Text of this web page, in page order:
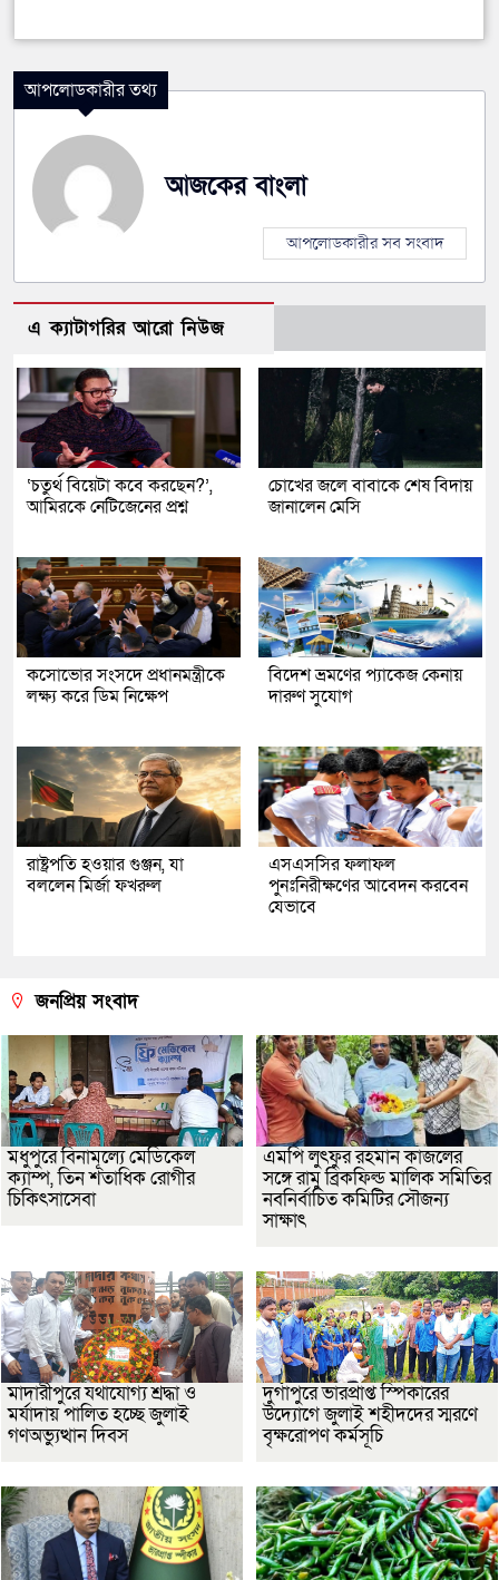
আপলোডকারীর তথ্য
আজকের বাংলা
আপলোডকারীর সব সংবাদ
এ ক্যাটাগরির আরো নিউজ
‘চতুর্থ বিয়েটা কবে করছেন?’,
আমিরকে নেটিজেনের প্রশ্ন
চোখের জলে বাবাকে শেষ বিদায়
জানালেন মেসি
কসোভোর সংসদে প্রধানমন্ত্রীকে
লক্ষ্য করে ডিম নিক্ষেপ
বিদেশ ভ্রমণের প্যাকেজ কেনায়
দারুণ সুযোগ
রাষ্ট্রপতি হওয়ার গুঞ্জন, যা
বললেন মির্জা ফখরুল
এসএসসির ফলাফল
পুনঃনিরীক্ষণের আবেদন করবেন
যেভাবে
জনপ্রিয় সংবাদ
মধুপুরে বিনামূল্যে মেডিকেল
ক্যাম্প, তিন শতাধিক রোগীর
চিকিৎসাসেবা
এমপি লুৎফুর রহমান কাজলের
সঙ্গে রামু ব্রিকফিল্ড মালিক সমিতির
নবনির্বাচিত কমিটির সৌজন্য
সাক্ষাৎ
মাদারীপুরে যথাযোগ্য শ্রদ্ধা ও
মর্যাদায় পালিত হচ্ছে জুলাই
গণঅভ্যুত্থান দিবস
দুর্গাপুরে ভারপ্রাপ্ত স্পিকারের
উদ্যোগে জুলাই শহীদদের স্মরণে
বৃক্ষরোপণ কর্মসূচি